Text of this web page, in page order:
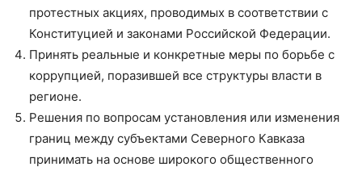
протестных акциях, проводимых в соответствии с
Конституцией и законами Российской Федерации.
Принять реальные и конкретные меры по борьбе с
коррупцией, поразившей все структуры власти в
регионе.
Решения по вопросам установления или изменения
границ между субъектами Северного Кавказа
принимать на основе широкого общественного